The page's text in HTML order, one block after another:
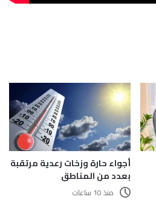
أجواء حارة وزخات رعدية مرتقبة
بعدد من المناطق
منذ 10 ساعات